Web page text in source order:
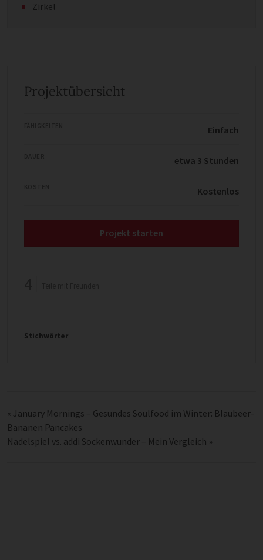
Zirkel
Projektübersicht
Einfach
etwa 3 Stunden
Kostenlos
Projekt starten
Stichwörter
« January Mornings – Gesundes Soulfood im Winter: Blaubeer-
Bananen Pancakes
Nadelspiel vs. addi Sockenwunder – Mein Vergleich »